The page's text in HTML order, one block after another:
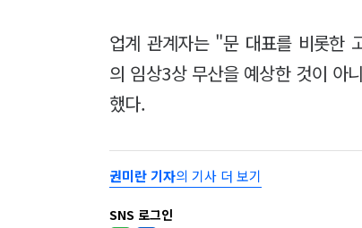
업계 관계자는 "문 대표를 비롯한
의 임상3상 무산을 예상한 것이 아
했다.
권미란 기자의 기사 더 보기
SNS 로그인